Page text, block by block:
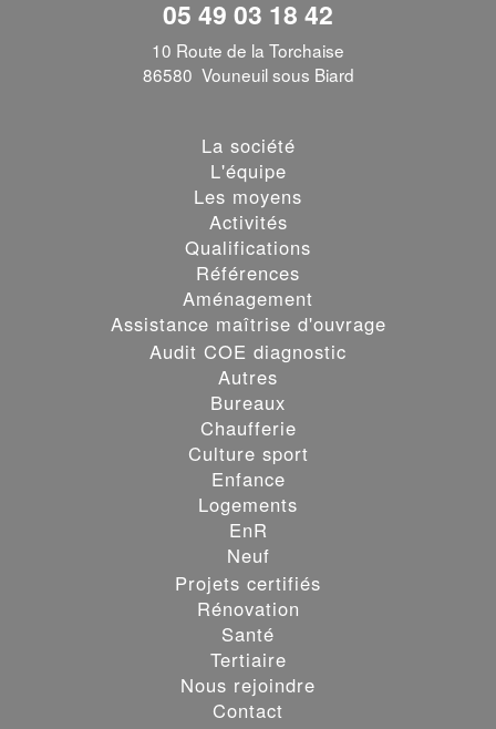
Les cookies assurent le bon fonctionnement de nos services.
En utilisant ces derniers, vous acceptez tacitement l'utilisation
en savoir Plus
05 49 03 18 42
10 Route de la Torchaise
86580 Vouneuil sous Biard
La société
L'équipe
Les moyens
Activités
Qualifications
Références
Aménagement
Assistance maîtrise d'ouvrage
Audit COE diagnostic
Autres
Bureaux
Chaufferie
Culture sport
Enfance
Logements
EnR
Neuf
Projets certifiés
Rénovation
Santé
Tertiaire
Nous rejoindre
Contact